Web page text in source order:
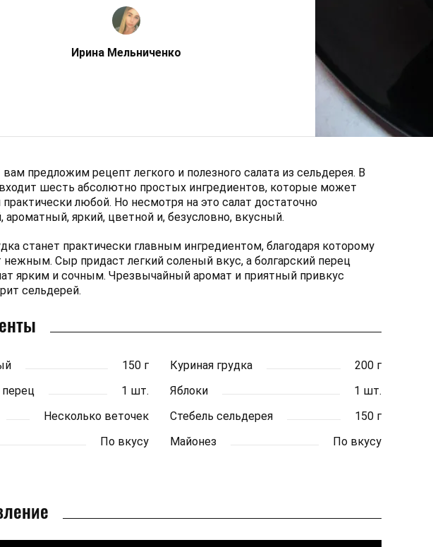
Ирина Мельниченко
предложим рецепт легкого и полезного салата из сельдерея. В
шесть абсолютно простых ингредиентов, которые может
практически любой. Но несмотря на это салат достаточно
ароматный, яркий, цветной и, безусловно, вкусный.
станет практически главным ингредиентом, благодаря которому
нежным. Сыр придаст легкий соленый вкус, а болгарский перец
ярким и сочным. Чрезвычайный аромат и приятный привкус
сельдерей.
150 г Куриная грудка
200 г
перец
1 шт. Яблоки
1 шт.
Несколько веточек Стебель сельдерея
150 г
По вкусу Майонез По вкусу